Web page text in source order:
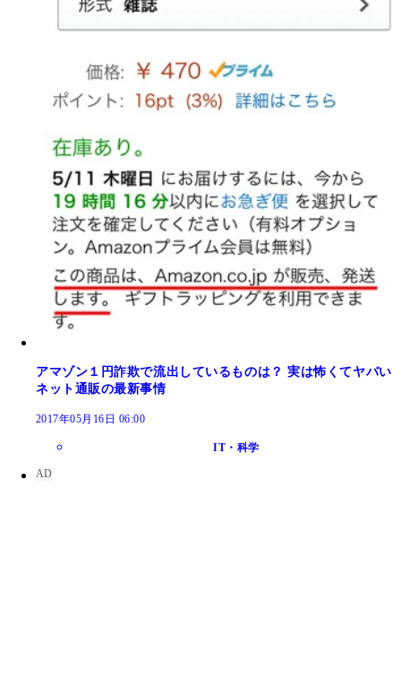
アマゾン１円詐欺で流出しているものは？ 実は怖くてヤバい
ネット通販の最新事情
2017年05月16日 06:00
IT・科学